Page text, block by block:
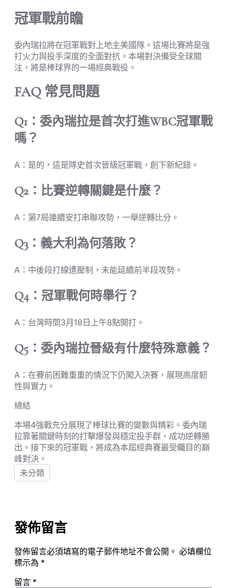
冠軍戰前瞻
委內瑞拉將在冠軍戰對上地主美國隊。這場比賽將是強
打火力與投手深度的全面對抗。本場對決備受全球關
注，將是棒球界的一場經典戰役。
FAQ 常見問題
Q1：委內瑞拉是首次打進WBC冠軍戰
嗎？
A：是的，這是隊史首次晉級冠軍戰，創下新紀錄。
Q2：比賽逆轉關鍵是什麼？
A：第7局連續安打串聯攻勢，一舉逆轉比分。
Q3：義大利為何落敗？
A：中後段打線遭壓制，未能延續前半段攻勢。
Q4：冠軍戰何時舉行？
A：台灣時間3月18日上午8點開打。
Q5：委內瑞拉晉級有什麼特殊意義？
A：在賽前困難重重的情況下仍闖入決賽，展現高度韌
性與實力。
總結
本場4強戰充分展現了棒球比賽的變數與精彩。委內瑞
拉靠著關鍵時刻的打擊爆發與穩定投手群，成功逆轉勝
出。接下來的冠軍戰，將成為本屆經典賽最受矚目的巔
峰對決。
未分類
發佈留言
發佈留言必須填寫的電子郵件地址不會公開。 必填欄位
標示為 *
留言 *